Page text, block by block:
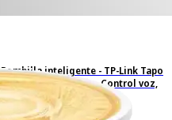
Bombilla inteligente - TP-Link Tapo
L610, LED, RGB, 350 lm, Control voz,
Regulable, GU10, Blanco